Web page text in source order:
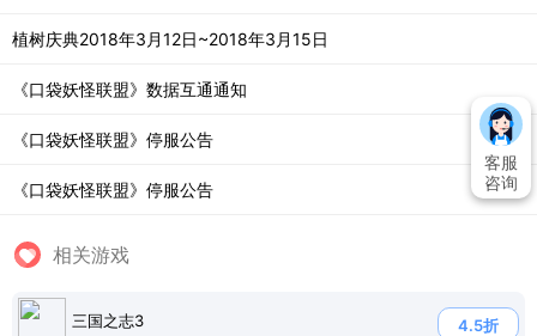
植树庆典2018年3月12日~2018年3月15日
《口袋妖怪联盟》数据互通通知
《口袋妖怪联盟》停服公告
《口袋妖怪联盟》停服公告
相关游戏
三国之志3 4.5折
客服
咨询